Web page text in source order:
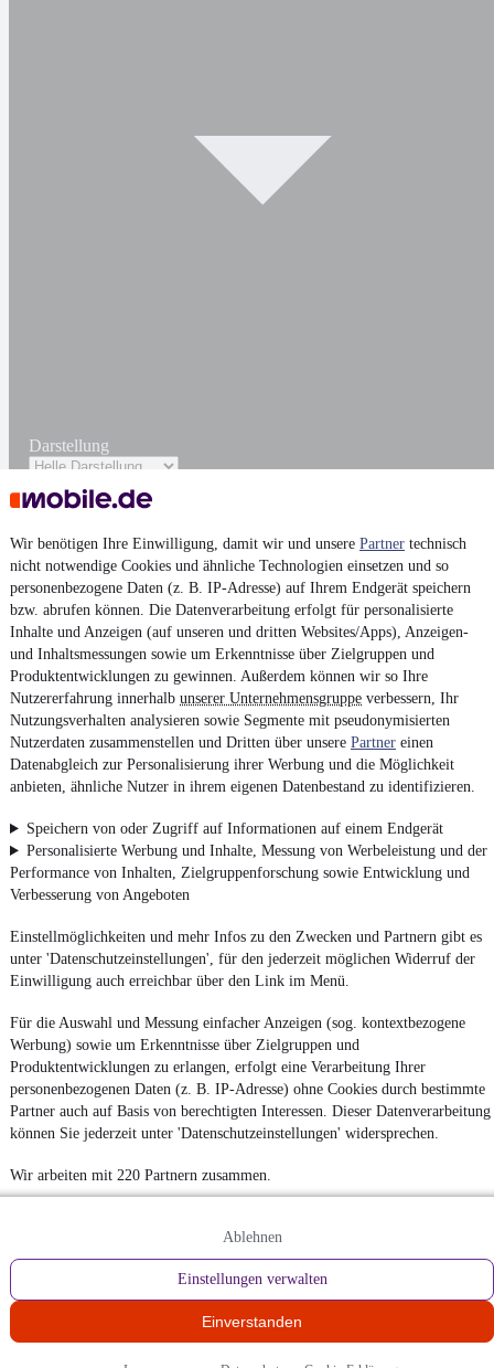
Wir benötigen Ihre Einwilligung, damit wir und unsere Partner technisch
nicht notwendige Cookies und ähnliche Technologien einsetzen und so
personenbezogene Daten (z. B. IP-Adresse) auf Ihrem Endgerät speichern
bzw. abrufen können. Die Datenverarbeitung erfolgt für personalisierte
Inhalte und Anzeigen (auf unseren und dritten Websites/Apps), Anzeigen-
und Inhaltsmessungen sowie um Erkenntnisse über Zielgruppen und
Produktentwicklungen zu gewinnen. Außerdem können wir so Ihre
Nutzererfahrung innerhalb unserer Unternehmensgruppe verbessern, Ihr
Nutzungsverhalten analysieren sowie Segmente mit pseudonymisierten
Nutzerdaten zusammenstellen und Dritten über unsere Partner einen
Datenabgleich zur Personalisierung ihrer Werbung und die Möglichkeit
anbieten, ähnliche Nutzer in ihrem eigenen Datenbestand zu identifizieren.
Speichern von oder Zugriff auf Informationen auf einem Endgerät
Personalisierte Werbung und Inhalte, Messung von Werbeleistung und der
Performance von Inhalten, Zielgruppenforschung sowie Entwicklung und
Verbesserung von Angeboten
Einstellmöglichkeiten und mehr Infos zu den Zwecken und Partnern gibt es
unter 'Datenschutzeinstellungen', für den jederzeit möglichen Widerruf der
Einwilligung auch erreichbar über den Link im Menü.
Für die Auswahl und Messung einfacher Anzeigen (sog. kontextbezogene
Werbung) sowie um Erkenntnisse über Zielgruppen und
Produktentwicklungen zu erlangen, erfolgt eine Verarbeitung Ihrer
personenbezogenen Daten (z. B. IP-Adresse) ohne Cookies durch bestimmte
Partner auch auf Basis von berechtigten Interessen. Dieser Datenverarbeitung
können Sie jederzeit unter 'Datenschutzeinstellungen' widersprechen.
Wir arbeiten mit 220 Partnern zusammen.
Ablehnen
Einstellungen verwalten
Einverstanden
Darstellung